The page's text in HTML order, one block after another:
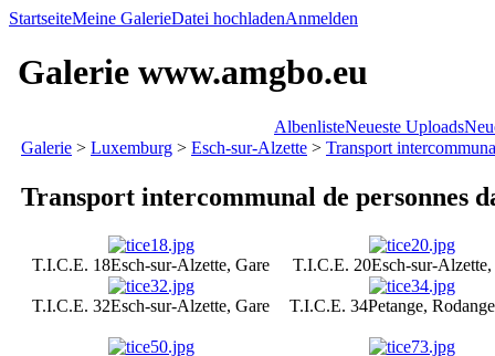
StartseiteMeine GalerieDatei hochladenAnmelden
Galerie www.amgbo.eu
AlbenlisteNeueste Uploads
Galerie > Luxemburg > Esch-sur-Alzette > Transport
Transport intercommunal de personnes
T.I.C.E. 18Esch-sur-Alzette, Gare T.I.C.E. 20Esch-sur-Alzette,
T.I.C.E. 32Esch-sur-Alzette, Gare T.I.C.E. 34Petange,